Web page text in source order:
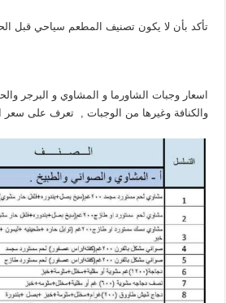
تأكد بأن لا يكون تصنيف المطعم سياحي قبل
اسعار وجبات الشاورما و المشاوي و البرجر
والكنافة وغيرها من الوجبات , تعرف على سعر